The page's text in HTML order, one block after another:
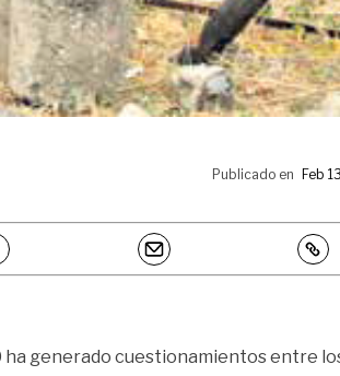
Publicado en Feb
generado cuestionamientos entre